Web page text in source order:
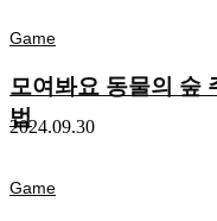
Game
모여봐요 동물의 숲
법
2024.09.30
Game